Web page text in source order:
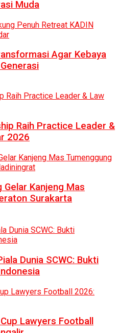
Muda
Agar Kebaya
Raih Practice Leader &
2026
Gelar Kanjeng Mas
Surakarta
Dunia SCWC: Bukti
Lawyers Football